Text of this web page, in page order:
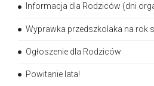
Informacja dla Rodziców (dni
Wyprawka przedszkolaka na rok
Ogłoszenie dla Rodziców
Powitanie lata!